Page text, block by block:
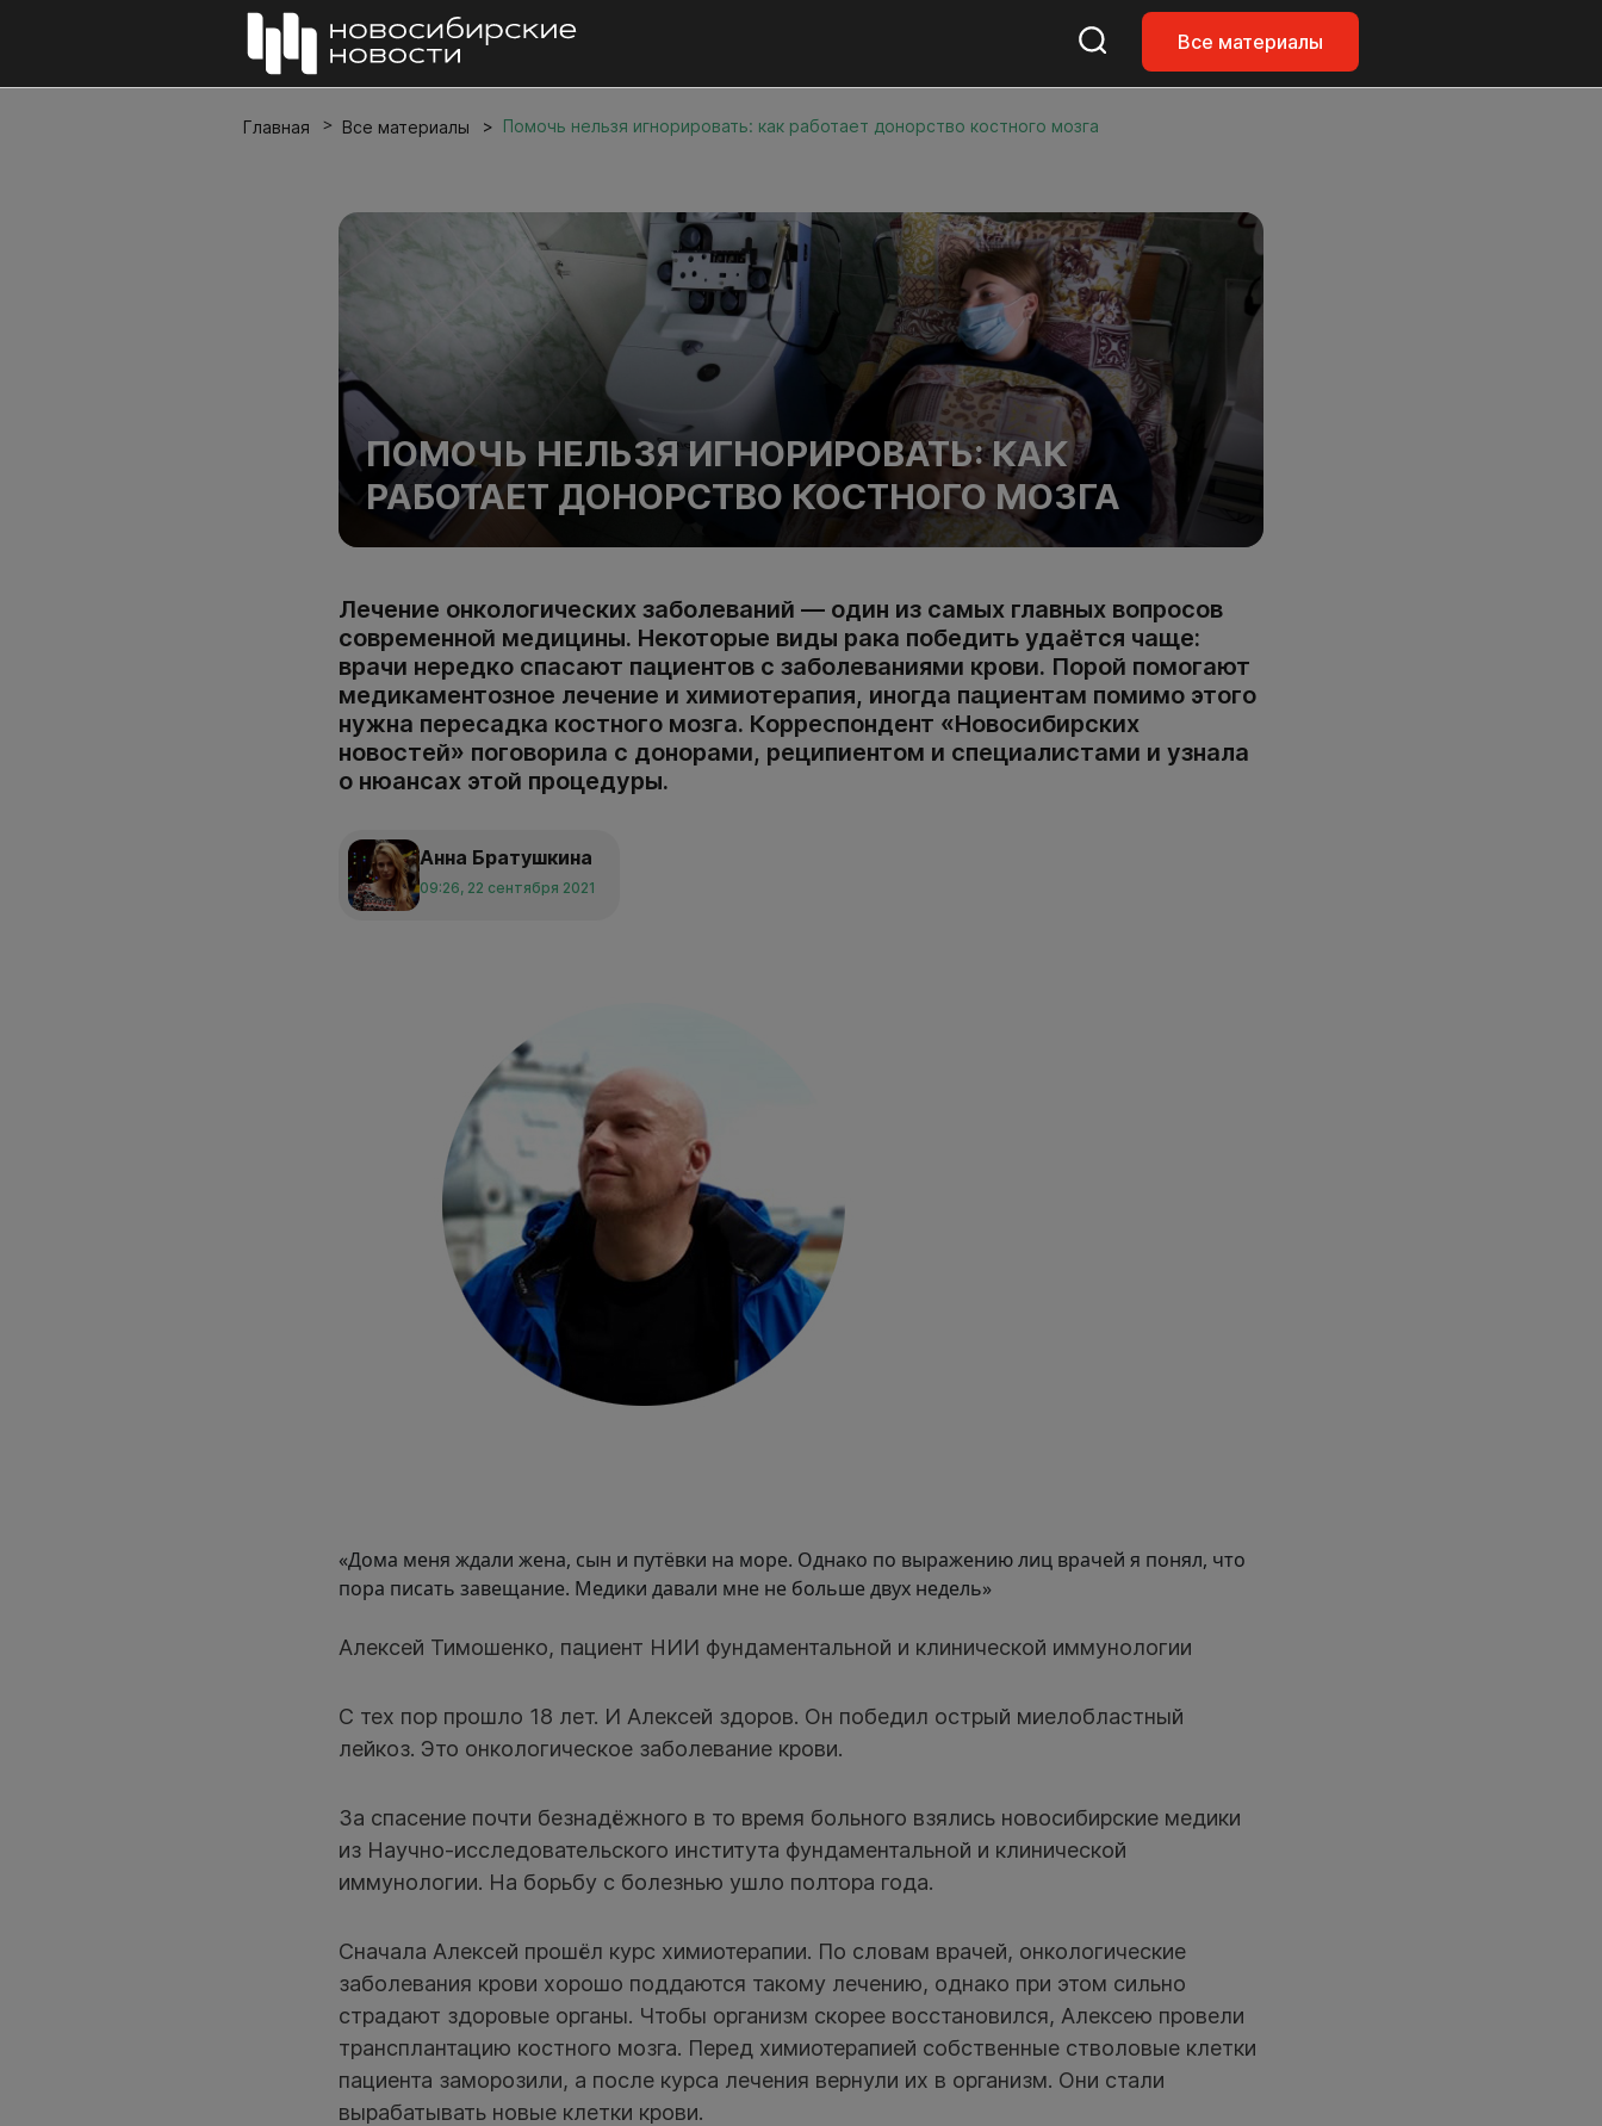
Все материалы
Главная Все материалы Помочь нельзя игнорировать: как работает донорство костного мозга
ПОМОЧЬ НЕЛЬЗЯ ИГНОРИРОВАТЬ: КАК
РАБОТАЕТ ДОНОРСТВО КОСТНОГО МОЗГА
Лечение онкологических заболеваний ― один из самых главных вопросов
современной медицины. Некоторые виды рака победить удаётся чаще:
врачи нередко спасают пациентов с заболеваниями крови. Порой помогают
медикаментозное лечение и химиотерапия, иногда пациентам помимо этого
нужна пересадка костного мозга. Корреспондент «Новосибирских
новостей» поговорила с донорами, реципиентом и специалистами и узнала
о нюансах этой процедуры.
Анна Братушкина
09:26, 22 сентября 2021
«Дома меня ждали жена, сын и путёвки на море. Однако по выражению лиц врачей я понял, что
пора писать завещание. Медики давали мне не больше двух недель»
Алексей Тимошенко, пациент НИИ фундаментальной и клинической иммунологии
С тех пор прошло 18 лет. И Алексей здоров. Он победил острый миелобластный
лейкоз. Это онкологическое заболевание крови.
За спасение почти безнадёжного в то время больного взялись новосибирские медики
из Научно-исследовательского института фундаментальной и клинической
иммунологии. На борьбу с болезнью ушло полтора года.
Сначала Алексей прошёл курс химиотерапии. По словам врачей, онкологические
заболевания крови хорошо поддаются такому лечению, однако при этом сильно
страдают здоровые органы. Чтобы организм скорее восстановился, Алексею провели
трансплантацию костного мозга. Перед химиотерапией собственные стволовые клетки
пациента заморозили, а после курса лечения вернули их в организм. Они стали
вырабатывать новые клетки крови.